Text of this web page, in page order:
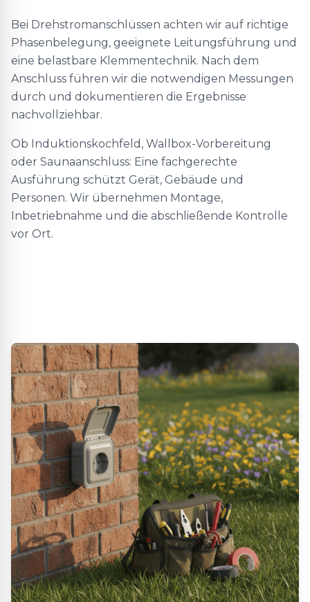
Bei Drehstromanschlüssen achten wir auf richtige
Phasenbelegung, geeignete Leitungsführung und
eine belastbare Klemmentechnik. Nach dem
Anschluss führen wir die notwendigen Messungen
durch und dokumentieren die Ergebnisse
nachvollziehbar.
Ob Induktionskochfeld, Wallbox-Vorbereitung
oder Saunaanschluss: Eine fachgerechte
Ausführung schützt Gerät, Gebäude und
Personen. Wir übernehmen Montage,
Inbetriebnahme und die abschließende Kontrolle
vor Ort.